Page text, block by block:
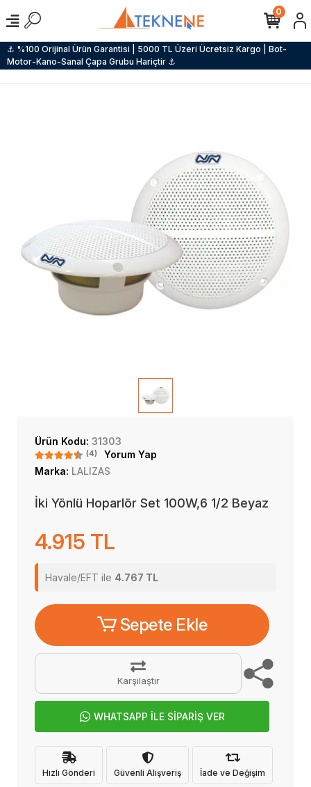
⚓ %100 Orijinal Ürün Garantisi | 5000 TL Üzeri Ücretsiz Kargo | Bot-
Motor-Kano-Sanal Çapa Grubu Hariçtir ⚓
0
Ürün Kodu: 31303
(4)
Yorum Yap
Marka: LALIZAS
İki Yönlü Hoparlör Set 100W,6 1/2 Beyaz
4.915 TL
Havale/EFT ile 4.767 TL
Sepete Ekle
Karşılaştır
WHATSAPP İLE SİPARİŞ VER
Hızlı Gönderi Güvenli Alışveriş İade ve Değişim